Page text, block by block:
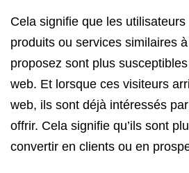
Cela signifie que les
produits ou services similaires
proposez sont plus
web. Et lorsque ces visiteurs
web, ils sont déjà intéressés
offrir. Cela signifie qu’ils sont
convertir en clients ou en